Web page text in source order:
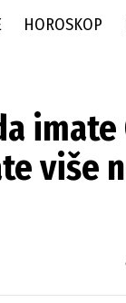
HOROSKOP
imate
više